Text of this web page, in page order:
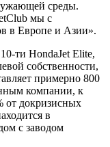
среды.
мы с
в Европе и Азии».
ти HondaJet Elite,
собственности,
примерно 800
компании, к
от докризисных
в
с заводом